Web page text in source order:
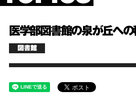
医学部図書館の泉が丘への
図書館